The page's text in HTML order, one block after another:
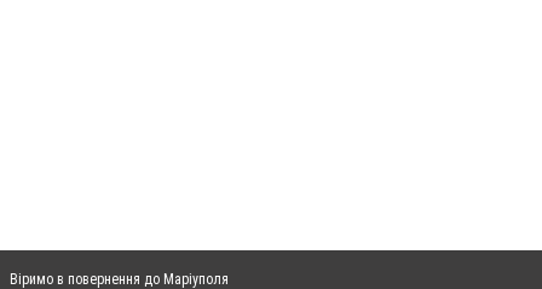
Віримо в повернення до Маріуполя